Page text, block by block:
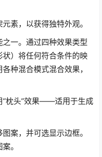
素，以获得独特外观。
一。通过四种效果类型
状）将任何符合条件的映
种混合模式混合效果，
“枕头”效果——适用于生成
案，并可选显示边框。
。